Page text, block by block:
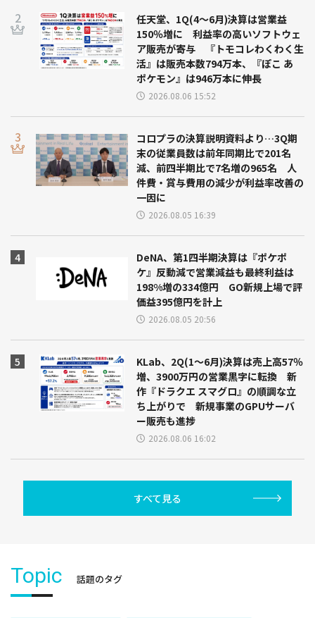
任天堂、1Q(4～6月)決算は営業益
150％増に 利益率の高いソフトウェ
ア販売が寄与 『トモコレわくわく生
活』は販売本数794万本、『ぽこ あ
ポケモン』は946万本に伸長
2026.08.06 15:52
コロプラの決算説明資料より…3Q期
末の従業員数は前年同期比で201名
減、前四半期比で7名増の965名 人
件費・賞与費用の減少が利益率改善の
一因に
2026.08.05 16:39
DeNA、第1四半期決算は『ポケポ
ケ』反動減で営業減益も最終利益は
198%増の334億円 GO新規上場で評
価益395億円を計上
2026.08.05 20:56
KLab、2Q(1～6月)決算は売上高57％
増、3900万円の営業黒字に転換 新
作『ドラクエ スマグロ』の順調な立
ち上がりで 新規事業のGPUサーバ
ー販売も進捗
2026.08.06 16:02
すべて見る
Topic 話題のタグ